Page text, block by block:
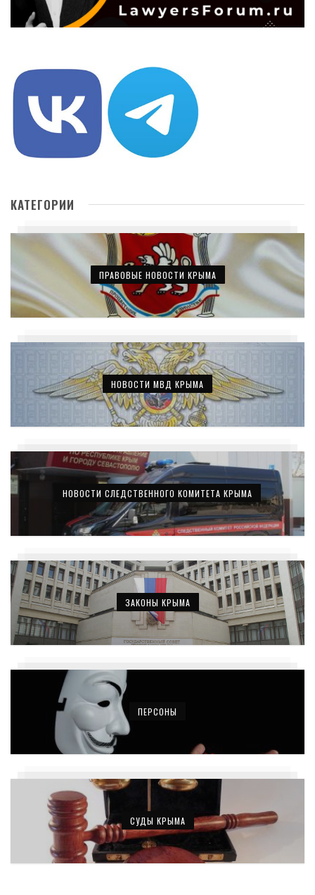
КАТЕГОРИИ
ПРАВОВЫЕ НОВОСТИ КРЫМА
НОВОСТИ МВД КРЫМА
НОВОСТИ СЛЕДСТВЕННОГО КОМИТЕТА КРЫМА
ЗАКОНЫ КРЫМА
ПЕРСОНЫ
СУДЫ КРЫМА